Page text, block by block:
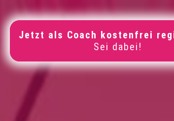
Jetzt als Coach kostenfrei
Sei dabei!